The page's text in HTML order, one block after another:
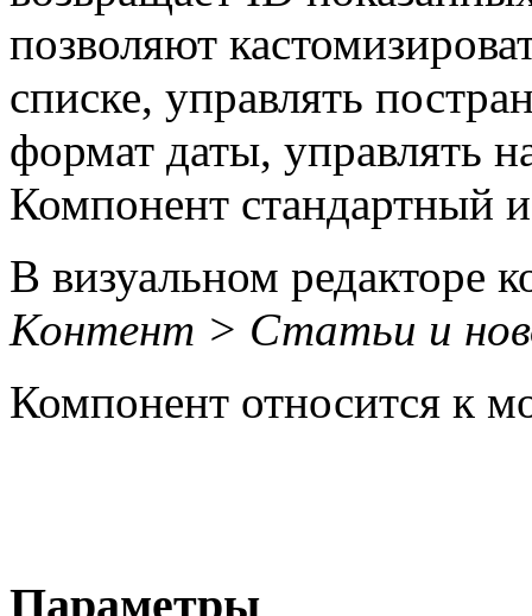
позволяют
списке, управлять
формат даты, управлять
Компонент стандартный
В визуальном редакторе
Контент > Статьи и
Компонент относится к
Параметры